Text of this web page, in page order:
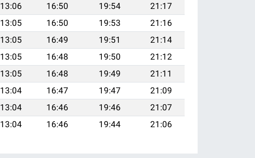
13:06 16:50 19:54
21:17
13:05 16:50 19:53
21:16
13:05 16:49 19:51
21:14
13:05 16:48 19:50
21:12
13:05 16:48 19:49
21:11
13:04 16:47 19:47
21:09
13:04 16:46 19:46
21:07
13:04 16:46 19:44 21:06